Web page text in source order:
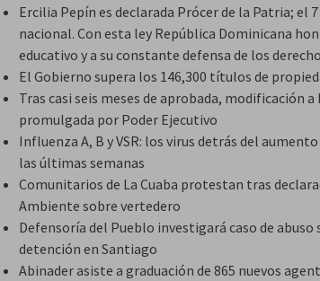
Ercilia Pepín es declarada Prócer de la Patria; el
nacional. Con esta ley República Dominicana
educativo y a su constante defensa de los
El Gobierno supera los 146,300 títulos de
Tras casi seis meses de aprobada, modificación a
promulgada por Poder Ejecutivo
Influenza A, B y VSR: los virus detrás del
las últimas semanas
Comunitarios de La Cuaba protestan tras
Ambiente sobre vertedero
Defensoría del Pueblo investigará caso de abuso
detención en Santiago
Abinader asiste a graduación de 865 nuevos